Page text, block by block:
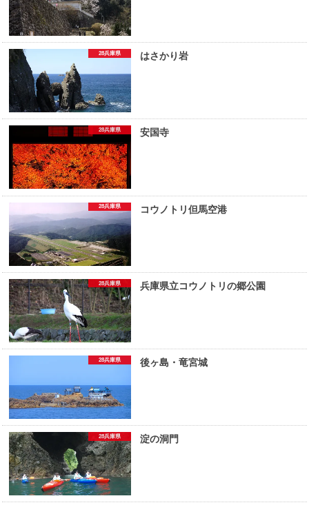
28兵庫県 はさかり岩
28兵庫県 安国寺
28兵庫県 コウノトリ但馬空港
28兵庫県 兵庫県立コウノトリの郷公園
28兵庫県 後ヶ島・竜宮城
28兵庫県 淀の洞門